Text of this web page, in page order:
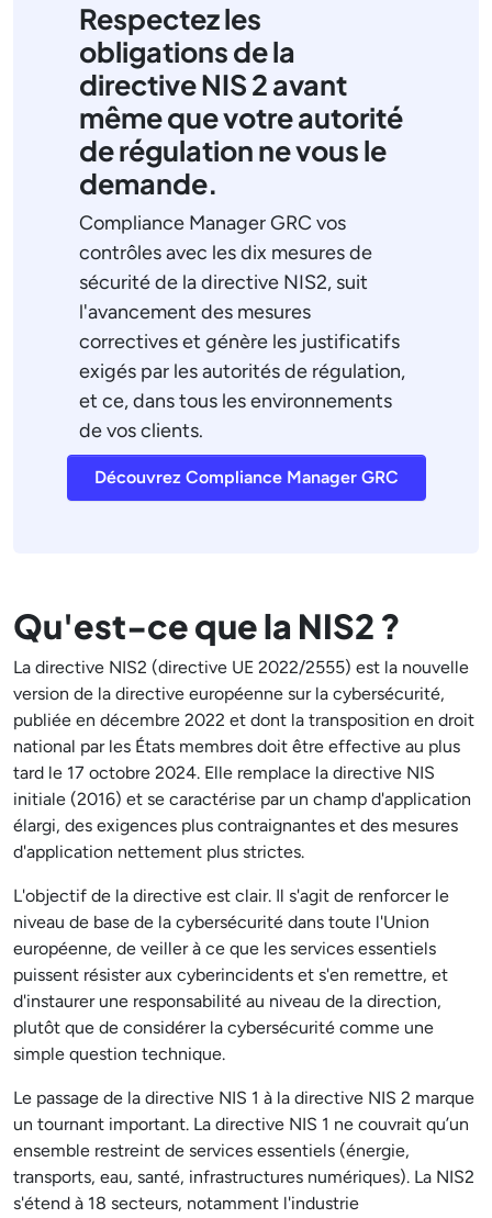
Respectez les
obligations de la
directive NIS 2 avant
même que votre autorité
de régulation ne vous le
demande.
Compliance Manager GRC vos
contrôles avec les dix mesures de
sécurité de la directive NIS2, suit
l'avancement des mesures
correctives et génère les justificatifs
exigés par les autorités de régulation,
et ce, dans tous les environnements
de vos clients.
Découvrez Compliance Manager GRC
Qu'est-ce que la NIS2 ?
La directive NIS2 (directive UE 2022/2555) est la nouvelle
version de la directive européenne sur la cybersécurité,
publiée en décembre 2022 et dont la transposition en droit
national par les États membres doit être effective au plus
tard le 17 octobre 2024. Elle remplace la directive NIS
initiale (2016) et se caractérise par un champ d'application
élargi, des exigences plus contraignantes et des mesures
d'application nettement plus strictes.
L'objectif de la directive est clair. Il s'agit de renforcer le
niveau de base de la cybersécurité dans toute l'Union
européenne, de veiller à ce que les services essentiels
puissent résister aux cyberincidents et s'en remettre, et
d'instaurer une responsabilité au niveau de la direction,
plutôt que de considérer la cybersécurité comme une
simple question technique.
Le passage de la directive NIS 1 à la directive NIS 2 marque
un tournant important. La directive NIS 1 ne couvrait qu’un
ensemble restreint de services essentiels (énergie,
transports, eau, santé, infrastructures numériques). La NIS2
s'étend à 18 secteurs, notamment l'industrie